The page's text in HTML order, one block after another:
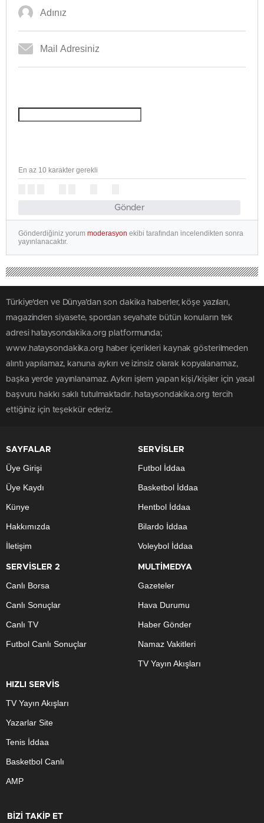
listesi
Gönder
En az 10 karakter gerekli
Gönderdiğiniz yorum moderasyon ekibi tarafından incelendikten sonra
yayınlanacaktır.
Türkiye'den ve Dünya’dan son dakika haberler, köşe yazıları,
magazinden siyasete, spordan seyahate bütün konuların tek
adresi hataysondakika.org platformunda;
www.hataysondakika.org haber içerikleri kaynak gösterilmeden
alıntı yapılamaz, kanuna aykırı ve izinsiz olarak kopyalanamaz,
başka yerde yayınlanamaz. Aykırı işlem yapan kişi/kişiler için yasal
başvuru hakkı saklı tutulmaktadır. hataysondakika.org tercih
ettiğiniz için teşekkür ederiz.
SAYFALAR
Üye Girişi
Üye Kaydı
Künye
Hakkımızda
İletişim
SERVİSLER
Futbol İddaa
Basketbol İddaa
Hentbol İddaa
Bilardo İddaa
Voleybol İddaa
SERVİSLER 2
Canlı Borsa
Canlı Sonuçlar
Canlı TV
Futbol Canlı Sonuçlar
MULTİMEDYA
Gazeteler
Hava Durumu
Haber Gönder
Namaz Vakitleri
TV Yayın Akışları
HIZLI SERVİS
TV Yayın Akışları
Yazarlar Site
Tenis İddaa
Basketbol Canlı
AMP
BİZİ TAKİP ET